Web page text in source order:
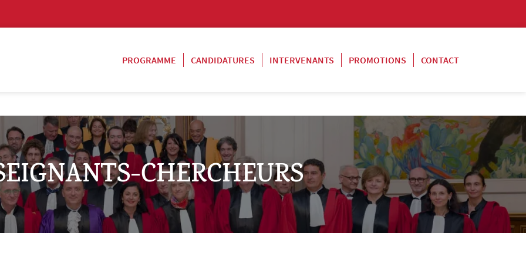
PROGRAMME
CANDIDATURES INTERVENANTS PROMOTIONS CONTACT
CHERCHEURS